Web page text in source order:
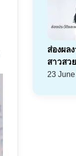
ส่องผล
สาวสว
23